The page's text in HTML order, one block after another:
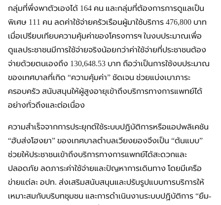
กลุ่มที่พึ่งพาตัวเองได้ 164 คน และกลุ่มที่ต้องการการดูแลเป็น
พิเศษ 111 คน ลดค่าใช้จ่ายครัวเรือนผู้มาใช้บริการ 476,800 บาท
เมื่อเปรียบเทียบความคุ้มค่าของโครงการฯ ในงบประมาณเพื่อ
ดูแลประชาชนมีการใช้จ่ายจริงน้อยกว่าค่าใช้จ่ายที่ประชาชนต้อง
จ่ายด้วยตนเองถึง 130,648.53 บาท ถือว่าเป็นการใช้งบประมาณ
ของเทศบาลที่เกิด “ความคุ้มค่า” ชัดเจน ช่วยแบ่งเบาภาระ
ครอบครัว สนับสนุนให้ผู้สูงอายุเข้าถึงบริการทางการแพทย์ได้
อย่างทั่วถึงและต่อเนื่อง
ความสำเร็จจากการประยุกต์ใช้ระบบปฏิบัติการหรือแอปพลิเคชัน
“ฮับส่งโฮงยา” ของเทศบาลตำบลเวียงยองจึงเป็น “ต้นแบบ”
ช่วยให้ประชาชนเข้าถึงบริการทางการแพทย์ได้สะดวกและ
ปลอดภัย ลดภาระค่าใช้จ่ายและปัญหาการเดินทาง โดยมีเครือ
ข่ายแต่ละ อปท. ส่งเสริมสนับสนุนและปรับรูปแบบการบริการให้
เหมาะสมกับบริบทชุมชน และการดำเนินงานระบบปฏิบัติการ “ยืม-